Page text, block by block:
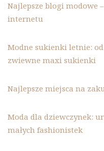
Najlepsze blogi modowe
internetu
Modne sukienki letnie:
zwiewne maxi sukienki
Najlepsze miejsca na
Moda dla dziewczynek:
małych fashionistek